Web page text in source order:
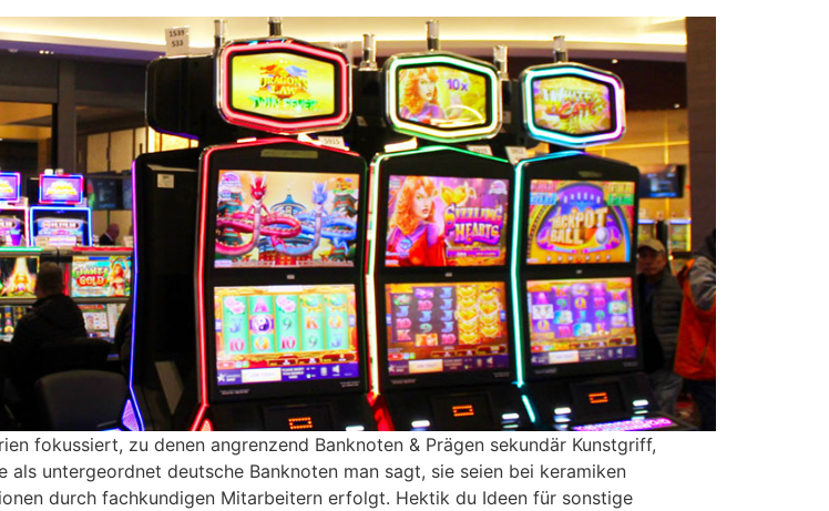
fokussiert, zu denen angrenzend Banknoten & Prägen sekundär Kunstgriff,
untergeordnet deutsche Banknoten man sagt, sie seien bei keramiken
durch fachkundigen Mitarbeitern erfolgt. Hektik du Ideen für sonstige